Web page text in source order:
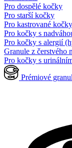
Pro dospělé kočky
Pro starší kočky
Pro kastrované kočky
Pro kočky s
Pro kočky s alergií
Granule z čerstvého
Pro kočky s
Prémiové